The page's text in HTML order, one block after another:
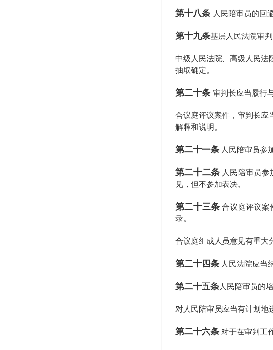
第十八条 人民陪审员的回
第十九条基层人民法院审
中级人民法院、高级人民法
抽取确定。
第二十条 审判长应当履行
合议庭评议案件，审判长应
解释和说明。
第二十一条 人民陪审员参
第二十二条 人民陪审员
见，但不参加表决。
第二十三条 合议庭评议案
录。
合议庭组成人员意见有重大
第二十四条 人民法院应当
第二十五条 人民陪审员的
对人民陪审员应当有计划地
第二十六条 对于在审判工